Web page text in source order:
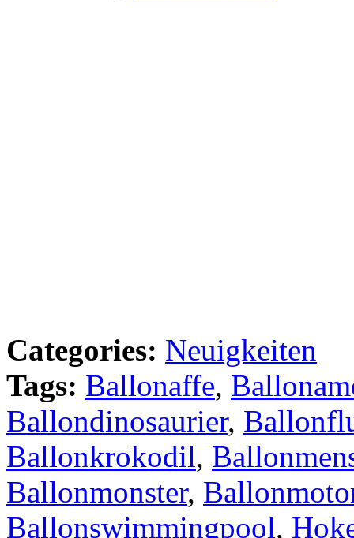
Categories: Neuigkeiten
Tags: Ballonaffe,
Ballondinosaurier,
Ballonkrokodil,
Ballonmonster,
Ballonswimmingpool,